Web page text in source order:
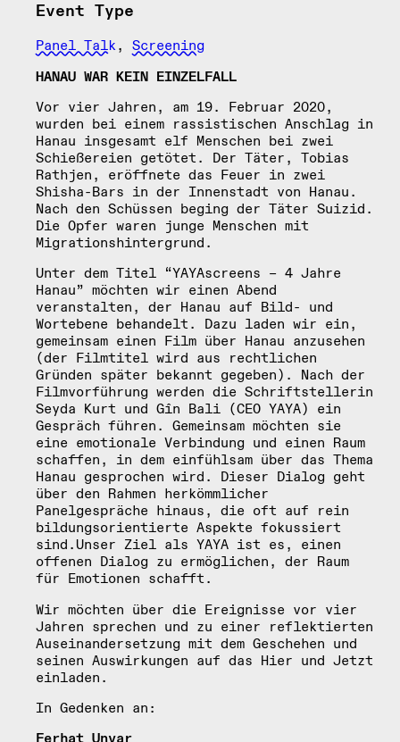
Event Type
Panel Talk, Screening
HANAU WAR KEIN EINZELFALL
Vor vier Jahren, am 19. Februar 2020,
wurden bei einem rassistischen Anschlag in
Hanau insgesamt elf Menschen bei zwei
Schießereien getötet. Der Täter, Tobias
Rathjen, eröffnete das Feuer in zwei
Shisha-Bars in der Innenstadt von Hanau.
Nach den Schüssen beging der Täter Suizid.
Die Opfer waren junge Menschen mit
Migrationshintergrund.
Unter dem Titel “YAYAscreens – 4 Jahre
Hanau” möchten wir einen Abend
veranstalten, der Hanau auf Bild- und
Wortebene behandelt. Dazu laden wir ein,
gemeinsam einen Film über Hanau anzusehen
(der Filmtitel wird aus rechtlichen
Gründen später bekannt gegeben). Nach der
Filmvorführung werden die Schriftstellerin
Seyda Kurt und Gîn Bali (CEO YAYA) ein
Gespräch führen. Gemeinsam möchten sie
eine emotionale Verbindung und einen Raum
schaffen, in dem einfühlsam über das Thema
Hanau gesprochen wird. Dieser Dialog geht
über den Rahmen herkömmlicher
Panelgespräche hinaus, die oft auf rein
bildungsorientierte Aspekte fokussiert
sind.Unser Ziel als YAYA ist es, einen
offenen Dialog zu ermöglichen, der Raum
für Emotionen schafft.
Wir möchten über die Ereignisse vor vier
Jahren sprechen und zu einer reflektierten
Auseinandersetzung mit dem Geschehen und
seinen Auswirkungen auf das Hier und Jetzt
einladen.
In Gedenken an: